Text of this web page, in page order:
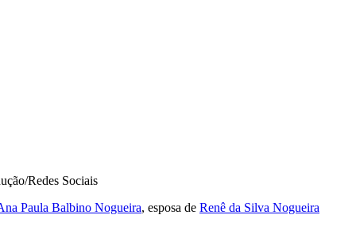
Redes Sociais
Paula Balbino Nogueira, esposa de Renê da Silva Nogueira